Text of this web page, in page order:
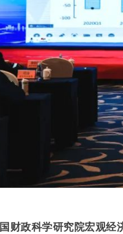
财政科学研究院宏观经